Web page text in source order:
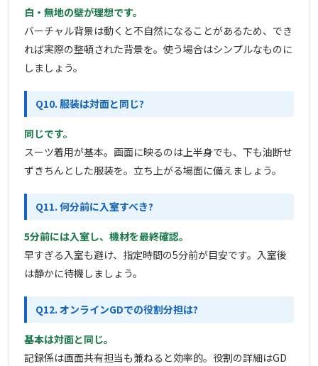
白・無地の壁が理想です。
バーチャル背景は動くと不自然になることがあるため、でき
れば実際の整頓された背景を。使う場合はシンプルなものに
しましょう。
Q10. 服装は対面と同じ?
同じです。
スーツ着用が基本。画面に映るのは上半身でも、下も油断せ
ずきちんとした服装を。立ち上がる場面に備えましょう。
Q11. 何分前に入室すべき?
5分前には入室し、機材を最終確認。
早すぎる入室も避け、指定時間の5分前が目安です。入室後
は静かに待機しましょう。
Q12. オンラインGDでの役割分担は?
基本は対面と同じ。
記録係は画面共有担当も兼ねると効率的。役割の詳細はGD